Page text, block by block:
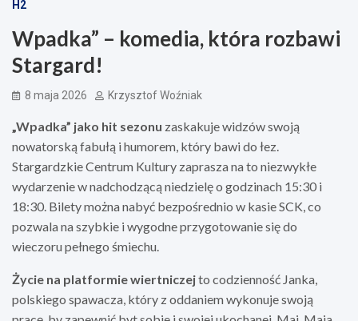
H2
Wpadka” – komedia, która rozbawi
Stargard!
8 maja 2026 Krzysztof Woźniak
„Wpadka” jako hit sezonu zaskakuje widzów swoją
nowatorską fabułą i humorem, który bawi do łez.
Stargardzkie Centrum Kultury zaprasza na to niezwykłe
wydarzenie w nadchodzącą niedzielę o godzinach 15:30 i
18:30. Bilety można nabyć bezpośrednio w kasie SCK, co
pozwala na szybkie i wygodne przygotowanie się do
wieczoru pełnego śmiechu.
Życie na platformie wiertniczejto codzienność Janka,
polskiego spawacza, który z oddaniem wykonuje swoją